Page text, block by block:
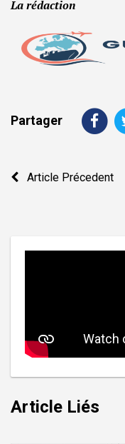
La rédaction
Partager
Navigation
Article Précedent
Article Liés